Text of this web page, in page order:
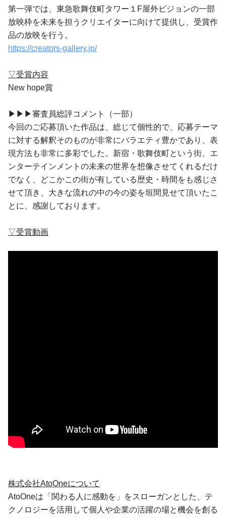
第一弾では、東急歌舞伎町タワー１F屋外ビジョンの一部
放映枠を未来を担うクリエイターに向けて提供し、受賞作
品の放映を行う。
https://creators-gallery.jp/
▽受賞内容
New hope賞
▶▶▶審査員総評コメント（一部）
今回のご応募頂いた作品は、総じて個性的で、応募テーマ
に対する解釈そのものが非常にバラエティ豊かであり、表
現方法も非常に多彩でした。新宿・歌舞伎町という街、エ
ンターテインメントの未来の世界を想像させてくれるだけ
でなく、どこかこの街が有している歴史・時間をも感じさ
せて頂き、大きな流れの中の今の姿を垣間見せて頂いたこ
とに、感謝しております。
▽受賞動画
株式会社AtoOneについて
AtoOneは「関わる人に感動を」をスローガンとした、テ
クノロジーを活用して個人や企業の活躍の場と機会を創る